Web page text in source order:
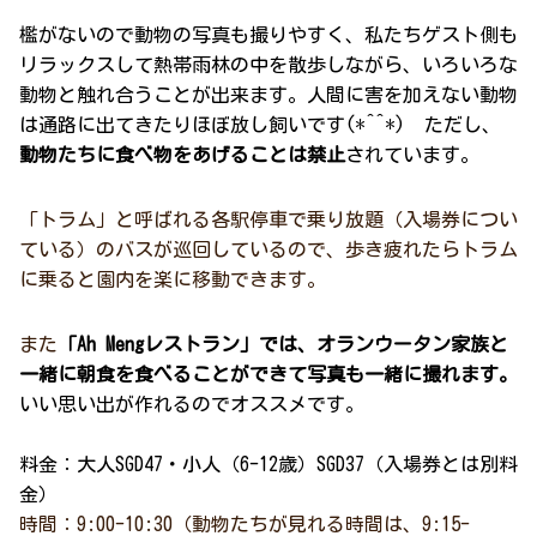
檻がないので動物の写真も撮りやすく、私たちゲスト側も
リラックスして熱帯雨林の中を散歩しながら、いろいろな
動物と触れ合うことが出来ます。人間に害を加えない動物
は通路に出てきたりほぼ放し飼いです(*^^*) ただし、
動物たちに食べ物をあげることは禁止されています。
「トラム」と呼ばれる各駅停車で乗り放題（入場券につい
ている）のバスが巡回しているので、歩き疲れたらトラム
に乗ると園内を楽に移動できます。
また
「Ah Mengレストラン」では、オランウータン家族と
一緒に朝食を食べることができて写真も一緒に撮れます。
いい思い出が作れるのでオススメです。
料金：大人SGD47・小人（6-12歳）SGD37（入場券とは別料
金）
時間：9:00-10:30（動物たちが見れる時間は、9:15-